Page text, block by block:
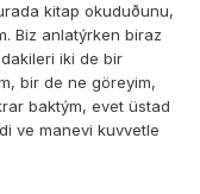
kitap okuduðunu,
Biz anlatýrken biraz
iki de bir
bir de ne göreyim,
baktým, evet üstad
ve manevi kuvvetle